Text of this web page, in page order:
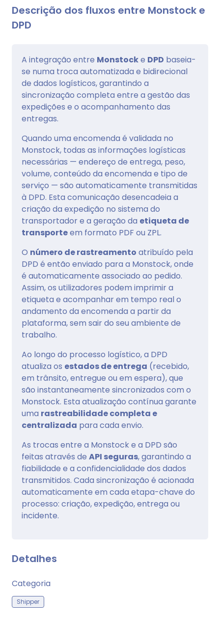
Descrição dos fluxos entre Monstock e
DPD
A integração entre Monstocke DPD baseia-
se numa troca automatizada e bidirecional
de dados logísticos, garantindo a
sincronização completa entre a gestão das
expedições e o acompanhamento das
entregas.
Quando uma encomenda é validada no
Monstock, todas as informações logísticas
necessárias — endereço de entrega, peso,
volume, conteúdo da encomenda e tipo de
serviço — são automaticamente transmitidas
à DPD. Esta comunicação desencadeia a
criação da expedição no sistema do
transportador e a geração da etiqueta de
transporteem formato PDF ou ZPL.
O número de rastreamento atribuído pela
DPD é então enviado para a Monstock, onde
é automaticamente associado ao pedido.
Assim, os utilizadores podem imprimir a
etiqueta e acompanhar em tempo real o
andamento da encomenda a partir da
plataforma, sem sair do seu ambiente de
trabalho.
Ao longo do processo logístico, a DPD
atualiza os estados de entrega (recebido,
em trânsito, entregue ou em espera), que
são instantaneamente sincronizados com o
Monstock. Esta atualização contínua garante
uma rastreabilidade completa e
centralizada para cada envio.
As trocas entre a Monstock e a DPD são
feitas através de API seguras, garantindo a
fiabilidade e a confidencialidade dos dados
transmitidos. Cada sincronização é acionada
automaticamente em cada etapa-chave do
processo: criação, expedição, entrega ou
incidente.
Detalhes
Categoria
Shipper